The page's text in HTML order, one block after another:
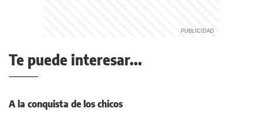
Te puede interesar...
A la conquista de los chicos